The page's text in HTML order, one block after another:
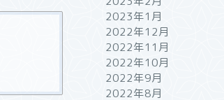
2023年1月
2022年12月
2022年11月
2022年10月
2022年9月
2022年8月